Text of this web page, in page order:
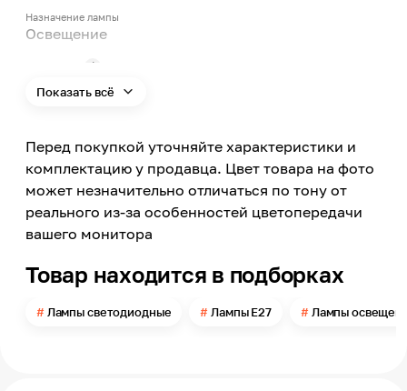
Назначение лампы
Освещение
E27
Тип ламп
Светодиодный
220
6500
Холодный белый
Показать всё
Перед покупкой уточняйте характеристики и
комплектацию у продавца. Цвет товара на фото
может незначительно отличаться по тону от
реального из-за особенностей цветопередачи
вашего монитора
Товар находится в подборках
Лампы светодиодные Лампы E27 Лампы